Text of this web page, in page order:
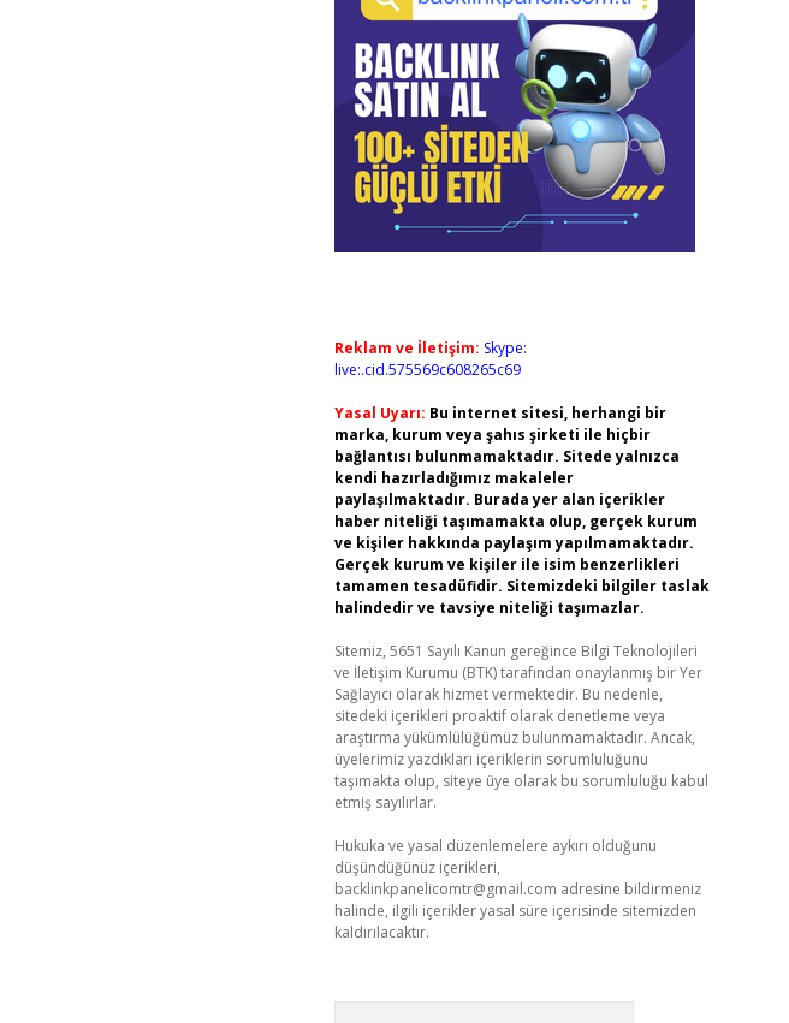
Reklam ve İletişim: Skype:
live:.cid.575569c608265c69
Yasal Uyarı: Bu internet sitesi, herhangi bir
marka, kurum veya şahıs şirketi ile hiçbir
bağlantısı bulunmamaktadır. Sitede yalnızca
kendi hazırladığımız makaleler
paylaşılmaktadır. Burada yer alan içerikler
haber niteliği taşımamakta olup, gerçek kurum
ve kişiler hakkında paylaşım yapılmamaktadır.
Gerçek kurum ve kişiler ile isim benzerlikleri
tamamen tesadüfidir. Sitemizdeki bilgiler taslak
halindedir ve tavsiye niteliği taşımazlar.
Sitemiz, 5651 Sayılı Kanun gereğince Bilgi Teknolojileri
ve İletişim Kurumu (BTK) tarafından onaylanmış bir Yer
Sağlayıcı olarak hizmet vermektedir. Bu nedenle,
sitedeki içerikleri proaktif olarak denetleme veya
araştırma yükümlülüğümüz bulunmamaktadır. Ancak,
üyelerimiz yazdıkları içeriklerin sorumluluğunu
taşımakta olup, siteye üye olarak bu sorumluluğu kabul
etmiş sayılırlar.
Hukuka ve yasal düzenlemelere aykırı olduğunu
düşündüğünüz içerikleri,
backlinkpanelicomtr@gmail.com adresine bildirmeniz
halinde, ilgili içerikler yasal süre içerisinde sitemizden
kaldırılacaktır.